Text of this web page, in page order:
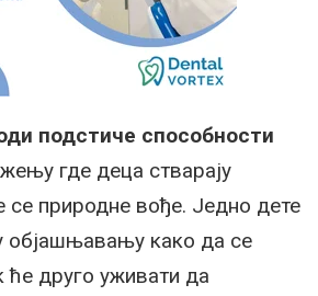
подстиче способности
где деца стварају
се природне вође. Једно дете
објашњавању како да се
ће друго уживати да